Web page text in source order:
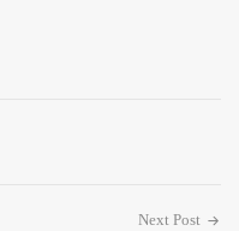
Next Post